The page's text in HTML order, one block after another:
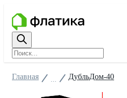
Главная ДубльДом-40